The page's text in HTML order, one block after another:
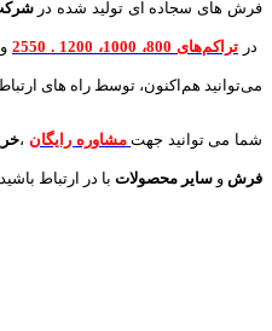
فرش های سجاده ای تولید شده در
در تراکم‌های 800، 1000، 1200 . 2550
می‌توانید هم‌اکنون، توسط راه های
شما می توانید جهت مشاوره رایگان ،
فرش و سایر محصولات با در ارتباط